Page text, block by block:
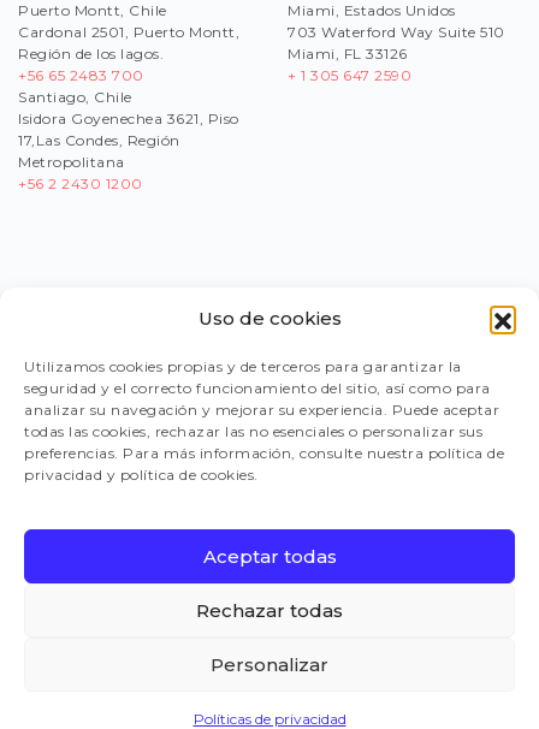
Uso de cookies
Utilizamos cookies propias y de terceros para garantizar la
seguridad y el correcto funcionamiento del sitio, así como para
analizar su navegación y mejorar su experiencia. Puede aceptar
todas las cookies, rechazar las no esenciales o personalizar sus
preferencias. Para más información, consulte nuestra política de
privacidad y política de cookies.
Aceptar todas
Rechazar todas
Personalizar
Políticas de privacidad
Puerto Montt, Chile
Cardonal 2501, Puerto Montt,
Región de los lagos.
+56 65 2483 700
Santiago, Chile
Isidora Goyenechea 3621, Piso
17,Las Condes, Región
Metropolitana
+56 2 2430 1200
Miami, Estados Unidos
703 Waterford Way Suite 510
Miami, FL 33126
+ 1 305 647 2590
PORTAL PROVEEDORES
LEGISLACIÓN
CANAL DE DENUNCIAS